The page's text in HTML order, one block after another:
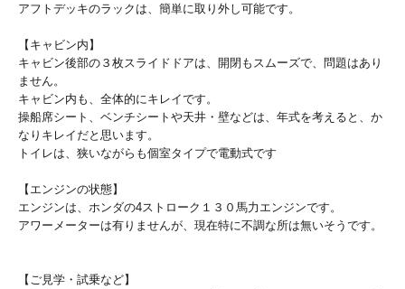
アフトデッキのラックは、簡単に取り外し可能です。
【キャビン内】
キャビン後部の３枚スライドドアは、開閉もスムーズで、問題はあり
ません。
キャビン内も、全体的にキレイです。
操船席シート、ベンチシートや天井・壁などは、年式を考えると、か
なりキレイだと思います。
トイレは、狭いながらも個室タイプで電動式です
【エンジンの状態】
エンジンは、ホンダの4ストローク１３０馬力エンジンです。
アワーメーターは有りませんが、現在特に不調な所は無いそうです。
【ご見学・試乗など】